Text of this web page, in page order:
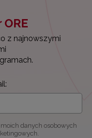
z najnowszymi
danych osobowych